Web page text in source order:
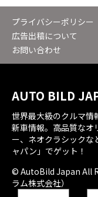
プライバシーポリシー
広告出稿について
お問い合わせ
AUTO BILD
世界最大級のクルマ情
新車情報。高品質なオ
ー、ネオクラシックな
ャパン」でゲット！
© AutoBild Japan All
ラム株式会社）